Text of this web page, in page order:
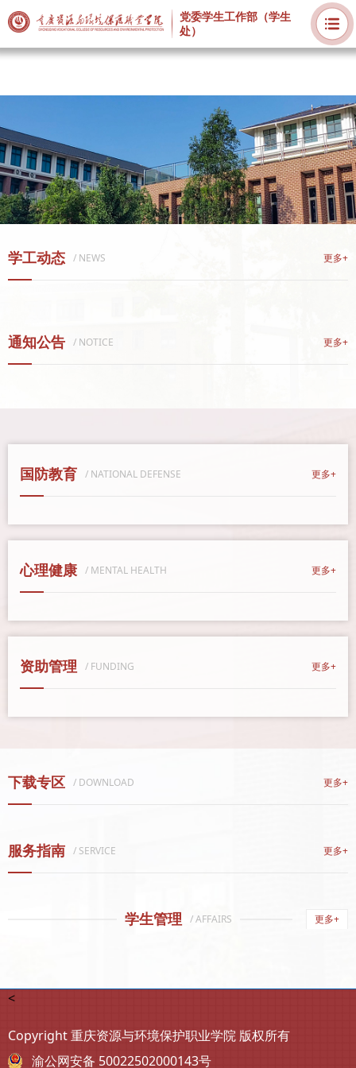
党委学生工作部（学生
处）
学工动态 / NEWS 更多+
通知公告 / NOTICE 更多+
国防教育 / NATIONAL DEFENSE 更多+
心理健康 / MENTAL HEALTH 更多+
资助管理 / FUNDING 更多+
下载专区 / DOWNLOAD 更多+
服务指南 / SERVICE 更多+
学生管理 / AFFAIRS 更多+
<
Copyright 重庆资源与环境保护职业学院 版权所有
渝公网安备 50022502000143号